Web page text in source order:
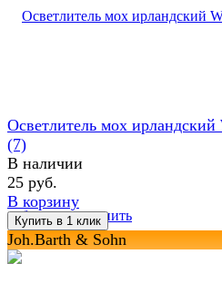
избранное сравнить
Осветлитель мох
(7)
В наличии
25 руб.
В корзину
Joh.Barth & Sohn